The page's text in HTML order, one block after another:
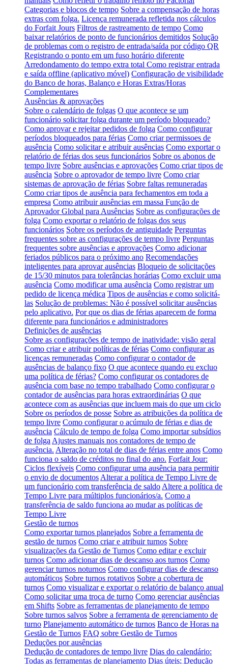
Categorias e blocos de tempo Sobre a compensação de horas
extras com folga. Licença remunerada refletida nos cálculos
do Forfait Jours Filtros de rastreamento de tempo Como
baixar relatórios de ponto de funcionários demitidos Solução
de problemas com o registro de entrada/saída por código QR
Registrando o ponto em um fuso horário diferente
Arredondamento do tempo extra total Como registrar entrada
e saída offline (aplicativo móvel) Configuração de visibilidade
do Banco de horas, Balanço e Horas Extras/Horas
Complementares
Ausências & aprovações
Sobre o calendário de folgas O que acontece se um
funcionário solicitar folga durante um período bloqueado?
Como aprovar e rejeitar pedidos de folga Como configurar
períodos bloqueados para férias Como criar permissoes de
ausência Como solicitar e atribuir ausências Como exportar o
relatório de férias dos seus funcionários Sobre os abonos de
tempo livre Sobre ausências e aprovações Como criar tipos de
ausência Sobre o aprovador de tempo livre Como criar
sistemas de aprovação de férias Sobre faltas remuneradas
Como criar tipos de ausência para fechamentos em toda a
empresa Como atribuir ausências em massa Função de
Aprovador Global para Ausências Sobre as configurações de
folga Como exportar o relatório de folgas dos seus
funcionários Sobre os períodos de antiguidade Perguntas
frequentes sobre as configurações de tempo livre Perguntas
frequentes sobre ausências e aprovações Como adicionar
feriados públicos para o próximo ano Recomendações
inteligentes para aprovar ausências Bloqueio de solicitações
de 15/30 minutos para tolerâncias horárias Como excluir uma
ausência Como modificar uma ausência Como registrar um
pedido de licença médica Tipos de ausências e como solicitá-
las Solução de problemas: Não é possível solicitar ausências
pelo aplicativo. Por que os dias de férias aparecem de forma
diferente para funcionários e administradores
Definições de ausências
Sobre as configurações de tempo de inatividade: visão geral
Como criar e atribuir políticas de férias Como configurar as
licenças remuneradas Como configurar o contador de
ausências de balanço fixo O que acontece quando eu excluo
uma política de férias? Como configurar os contadores de
ausência com base no tempo trabalhado Como configurar o
contador de ausências para horas extraordinárias O que
acontece com as ausências que incluem mais do que um ciclo
Sobre os períodos de posse Sobre as atribuições da política de
tempo livre Como configurar o acúmulo de férias e dias de
ausência Cálculo de tempo de folga Como importar subsídios
de folga Ajustes manuais nos contadores de tempo de
ausência. Alteração no total de dias de férias entre anos Como
funciona o saldo de créditos no final do ano. Forfait Jour:
Ciclos flexíveis Como configurar uma ausência para permitir
o envio de documentos Alterar a política de Tempo Livre de
um funcionário com transferência de saldo Altere a política de
Tempo Livre para múltiplos funcionários/a. Como a
transferência de saldo funciona ao mudar as políticas de
Tempo Livre
Gestão de turnos
Como exportar turnos planejados Sobre a ferramenta de
gestão de turnos Como criar e atribuir turnos Sobre
visualizações da Gestão de Turnos Como editar e excluir
turnos Como adicionar dias de descanso aos turnos Como
gerenciar turnos noturnos Como configurar dias de descanso
automáticos Sobre turnos rotativos Sobre a cobertura de
turnos Como visualizar e exportar o relatório de balanço anual
Como solicitar uma troca de turno Como gerenciar ausências
em Shifts Sobre as ferramentas de planejamento de tempo
Sobre turnos salvos Sobre a ferramenta de gerenciamento de
turno Planejamento automático de turnos Banco de Horas na
Gestão de Turnos FAQ sobre Gestão de Turnos
Deduções por ausências
Dedução de contadores de tempo livre Dias do calendário:
Todas as ferramentas de planejamento Dias úteis: Dedução